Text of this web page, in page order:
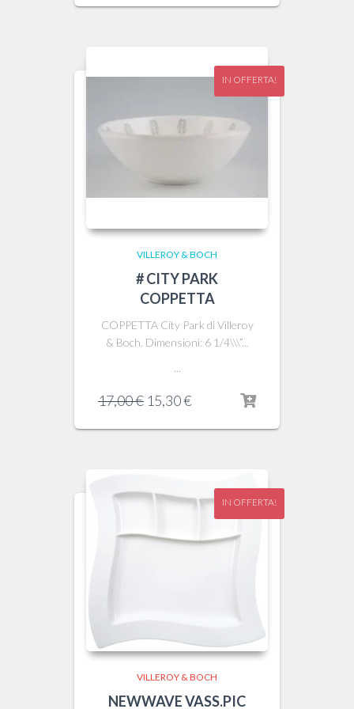
originaleattuale
IN OFFERTA!
VILLEROY & BOCH
# CITY PARK
COPPETTA
COPPETTA City Park di Villeroy
& Boch. Dimensioni: 6 1/4\\\”...
17,00€ Il
originale
15,30€Il
attuale
IN OFFERTA!
VILLEROY & BOCH
NEWWAVE VASS.PIC